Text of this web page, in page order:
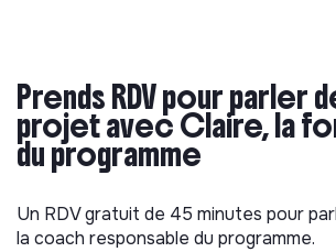
Prends RDV pour parler
projet avec Claire, la
du programme
Un RDV gratuit de 45 minutes pour
la coach responsable du programme.